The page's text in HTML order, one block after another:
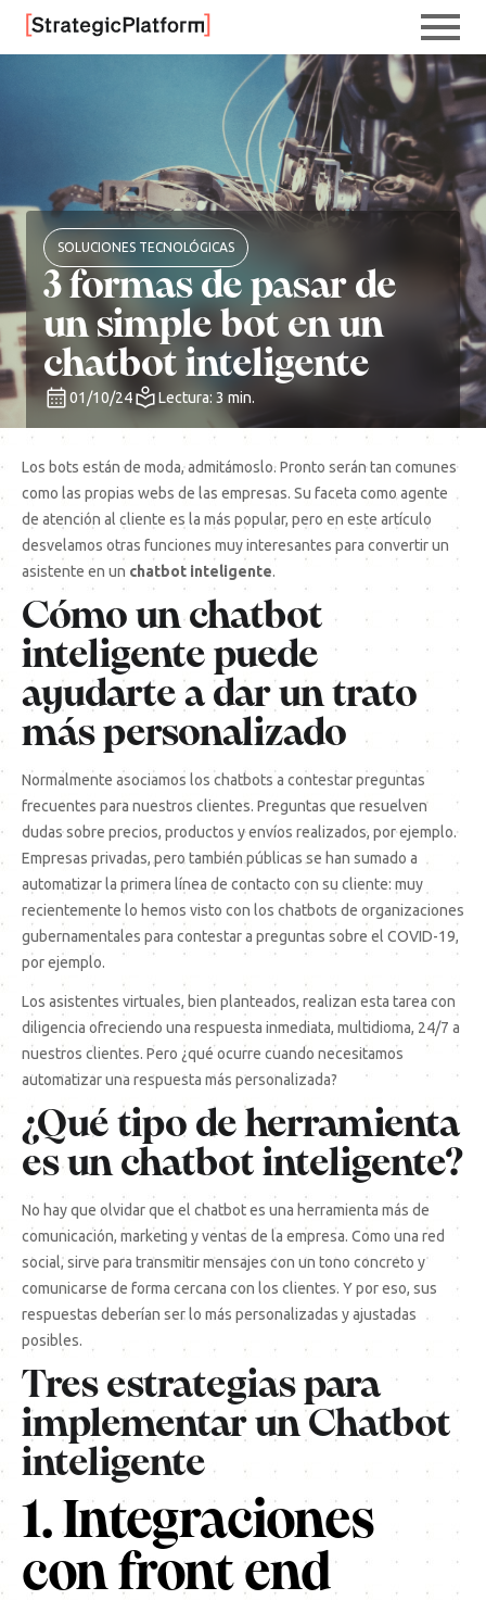
SOLUCIONES TECNOLÓGICAS
3 formas de pasar de
un simple bot en un
chatbot inteligente
01/10/24 Lectura: 3 min.
Los bots están de moda, admitámoslo. Pronto serán tan comunes
como las propias webs de las empresas. Su faceta como agente
de atención al cliente es la más popular, pero en este artículo
desvelamos otras funciones muy interesantes para convertir un
asistente en un chatbot inteligente.
Cómo un chatbot
inteligente puede
ayudarte a dar un trato
más personalizado
Normalmente asociamos los chatbots a contestar preguntas
frecuentes para nuestros clientes. Preguntas que resuelven
dudas sobre precios, productos y envíos realizados, por ejemplo.
Empresas privadas, pero también públicas se han sumado a
automatizar la primera línea de contacto con su cliente: muy
recientemente lo hemos visto con los chatbots de organizaciones
gubernamentales para contestar a preguntas sobre el COVID-19,
por ejemplo.
Los asistentes virtuales, bien planteados, realizan esta tarea con
diligencia ofreciendo una respuesta inmediata, multidioma, 24/7 a
nuestros clientes. Pero ¿qué ocurre cuando necesitamos
automatizar una respuesta más personalizada?
¿Qué tipo de herramienta
es un chatbot inteligente?
No hay que olvidar que el chatbot es una herramienta más de
comunicación, marketing y ventas de la empresa. Como una red
social, sirve para transmitir mensajes con un tono concreto y
comunicarse de forma cercana con los clientes. Y por eso, sus
respuestas deberían ser lo más personalizadas y ajustadas
posibles.
Tres estrategias para
implementar un Chatbot
inteligente
1. Integraciones
con front end